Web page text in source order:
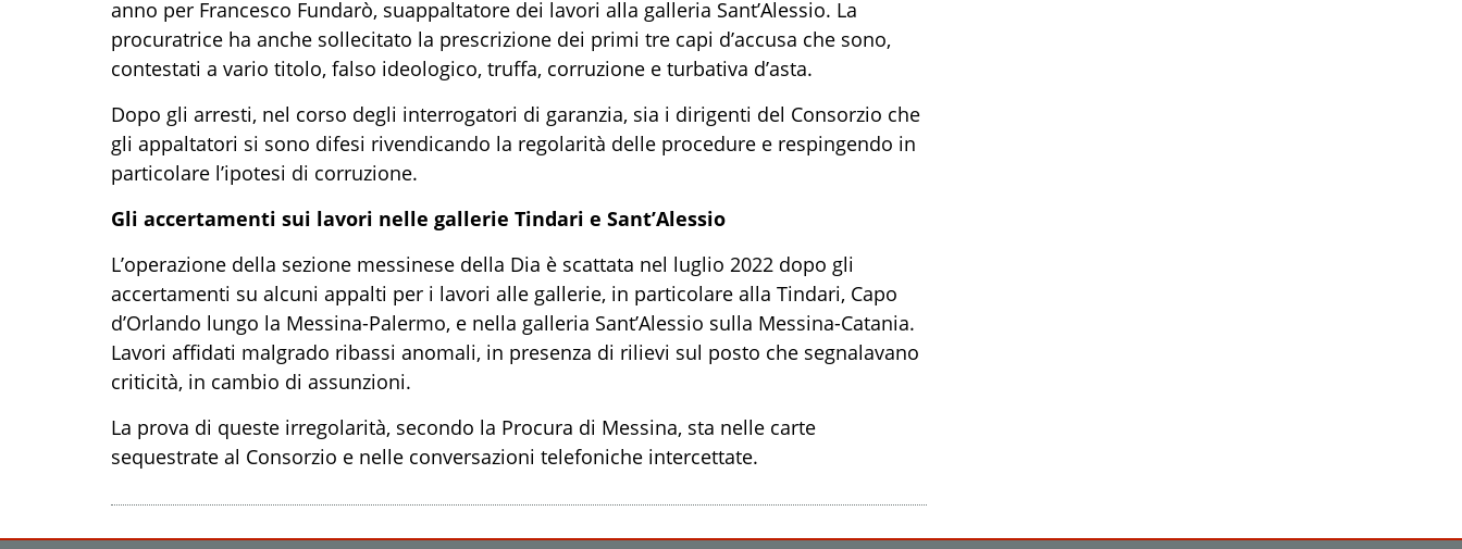
anno per Francesco Fundarò, suappaltatore dei lavori alla galleria Sant’Alessio. La
procuratrice ha anche sollecitato la prescrizione dei primi tre capi d’accusa che sono,
contestati a vario titolo, falso ideologico, truffa, corruzione e turbativa d’asta.
Dopo gli arresti, nel corso degli interrogatori di garanzia, sia i dirigenti del Consorzio che
gli appaltatori si sono difesi rivendicando la regolarità delle procedure e respingendo in
particolare l’ipotesi di corruzione.
Gli accertamenti sui lavori nelle gallerie Tindari e Sant’Alessio
L’operazione della sezione messinese della Dia è scattata nel luglio 2022 dopo gli
accertamenti su alcuni appalti per i lavori alle gallerie, in particolare alla Tindari, Capo
d’Orlando lungo la Messina-Palermo, e nella galleria Sant’Alessio sulla Messina-Catania.
Lavori affidati malgrado ribassi anomali, in presenza di rilievi sul posto che segnalavano
criticità, in cambio di assunzioni.
La prova di queste irregolarità, secondo la Procura di Messina, sta nelle carte
sequestrate al Consorzio e nelle conversazioni telefoniche intercettate.